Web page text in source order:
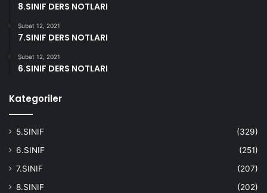
8.SINIF DERS NOTLARI
Şubat 12, 2021
7.SINIF DERS NOTLARI
Şubat 12, 2021
6.SINIF DERS NOTLARI
Kategoriler
5.SINIF
(329)
6.SINIF
(251)
7.SINIF
(207)
8.SINIF
(202)